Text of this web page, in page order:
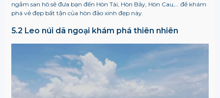
ngắm san hô sẽ đưa bạn đến Hòn Tài, Hòn Bảy, Hòn Cau,… để khám
phá vẻ đẹp bất tận của hòn đảo xinh đẹp này.
5.2 Leo núi dã ngoại khám phá thiên nhiên